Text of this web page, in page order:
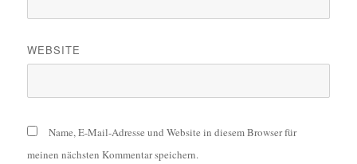
WEBSITE
Name, E-Mail-Adresse und Website in diesem Browser für
meinen nächsten Kommentar speichern.